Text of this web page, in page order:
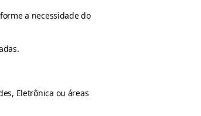
a necessidade do
Eletrônica ou áreas